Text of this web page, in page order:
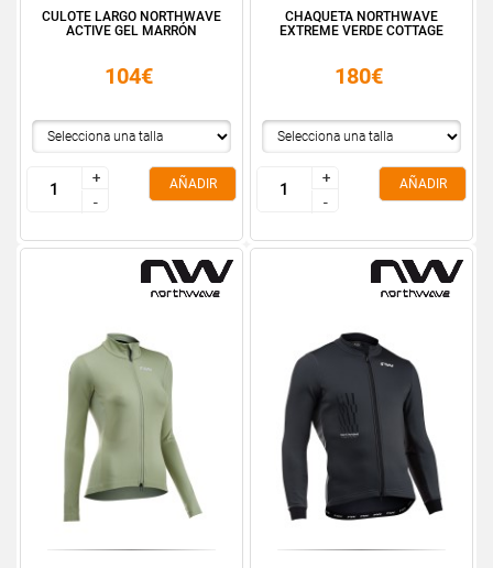
CULOTE LARGO NORTHWAVE
ACTIVE GEL MARRÓN
104€
+
-
+
-
AÑADIR
CHAQUETA NORTHWAVE
EXTREME VERDE COTTAGE
180€
+
-
+
-
AÑADIR